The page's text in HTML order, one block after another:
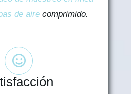
de aire comprimido.